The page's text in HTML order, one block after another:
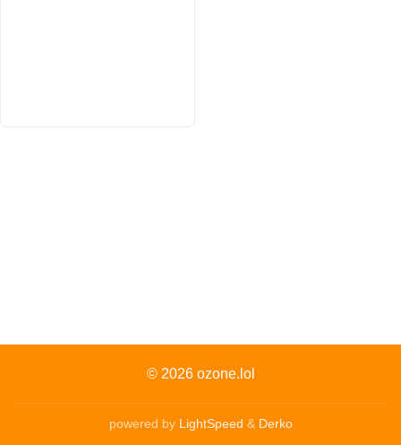
© 2026 ozone.lol
powered by LightSpeed & Derko